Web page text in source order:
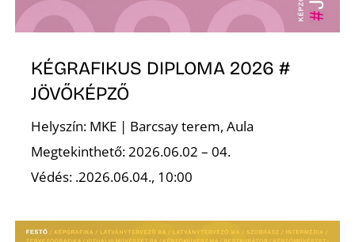
KÉGRAFIKUS DIPLOMA 2026 #
JÖVŐKÉPZŐ
Helyszín: MKE | Barcsay terem, Aula
Megtekinthető: 2026.06.02 – 04.
Védés: .2026.06.04., 10:00